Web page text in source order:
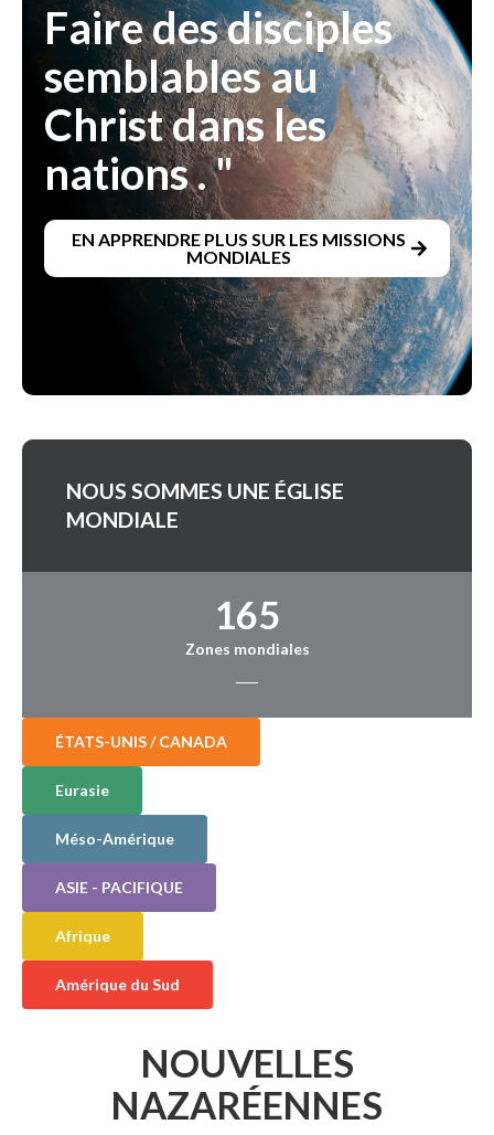
Faire des disciples
semblables au
Christ dans les
nations . "
EN APPRENDRE PLUS SUR LES MISSIONS
MONDIALES
NOUS SOMMES UNE ÉGLISE
MONDIALE
165
Zones mondiales
ÉTATS-UNIS / CANADA
Eurasie
Méso-Amérique
ASIE - PACIFIQUE
Afrique
Amérique du Sud
NOUVELLES
NAZARÉENNES